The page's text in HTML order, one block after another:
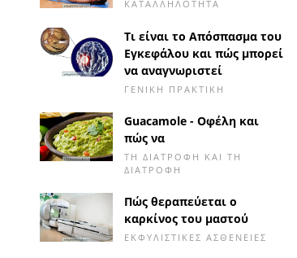
ΚΑΤΑΛΛΗΛΌΤΗΤΑ
Τι είναι το Απόσπασμα του
Εγκεφάλου και πώς μπορεί
να αναγνωριστεί
ΓΕΝΙΚΉ ΠΡΑΚΤΙΚΉ
Guacamole - Οφέλη και
πώς να
ΤΗ ΔΙΑΤΡΟΦΉ ΚΑΙ ΤΗ
ΔΙΑΤΡΟΦΉ
Πώς θεραπεύεται ο
καρκίνος του μαστού
ΕΚΦΥΛΙΣΤΙΚΈΣ ΑΣΘΈΝΕΙΕΣ